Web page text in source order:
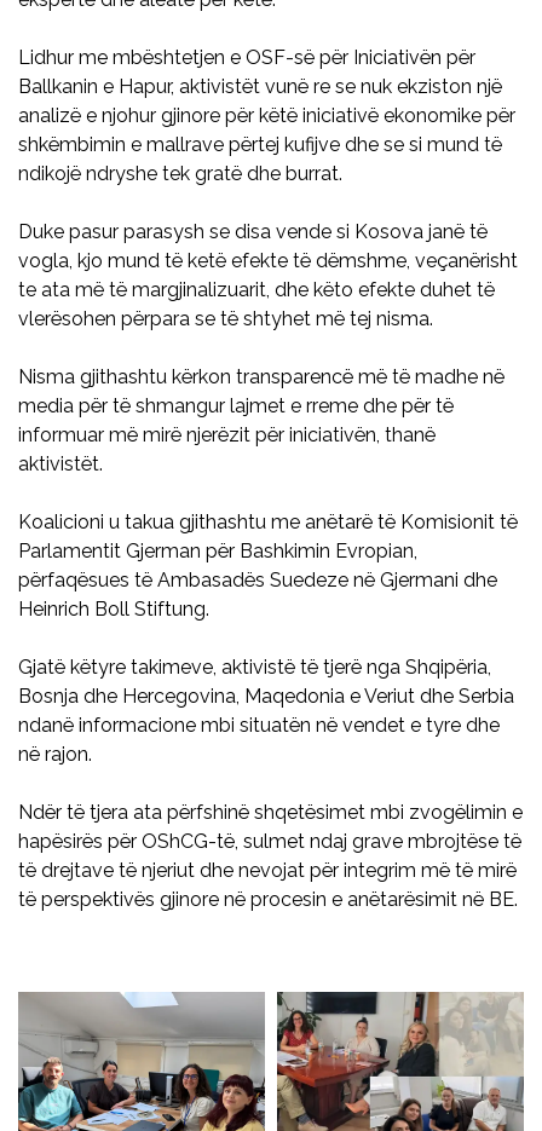
Lidhur me mbështetjen e OSF-së për Iniciativën për
Ballkanin e Hapur, aktivistët vunë re se nuk ekziston një
analizë e njohur gjinore për këtë iniciativë ekonomike për
shkëmbimin e mallrave përtej kufijve dhe se si mund të
ndikojë ndryshe tek gratë dhe burrat.
Duke pasur parasysh se disa vende si Kosova janë të
vogla, kjo mund të ketë efekte të dëmshme, veçanërisht
te ata më të margjinalizuarit, dhe këto efekte duhet të
vlerësohen përpara se të shtyhet më tej nisma.
Nisma gjithashtu kërkon transparencë më të madhe në
media për të shmangur lajmet e rreme dhe për të
informuar më mirë njerëzit për iniciativën, thanë
aktivistët.
Koalicioni u takua gjithashtu me anëtarë të Komisionit të
Parlamentit Gjerman për Bashkimin Evropian,
përfaqësues të Ambasadës Suedeze në Gjermani dhe
Heinrich Boll Stiftung.
Gjatë këtyre takimeve, aktivistë të tjerë nga Shqipëria,
Bosnja dhe Hercegovina, Maqedonia e Veriut dhe Serbia
ndanë informacione mbi situatën në vendet e tyre dhe
në rajon.
Ndër të tjera ata përfshinë shqetësimet mbi zvogëlimin e
hapësirës për OShCG-të, sulmet ndaj grave mbrojtëse të
të drejtave të njeriut dhe nevojat për integrim më të mirë
të perspektivës gjinore në procesin e anëtarësimit në BE.